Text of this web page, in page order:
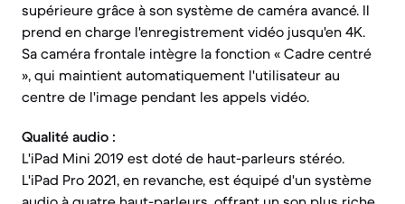
supérieure grâce à son système de caméra avancé. Il
prend en charge l'enregistrement vidéo jusqu'en 4K.
Sa caméra frontale intègre la fonction « Cadre centré
», qui maintient automatiquement l'utilisateur au
centre de l'image pendant les appels vidéo.
Qualité audio :
L'iPad Mini 2019 est doté de haut-parleurs stéréo.
L'iPad Pro 2021, en revanche, est équipé d'un système